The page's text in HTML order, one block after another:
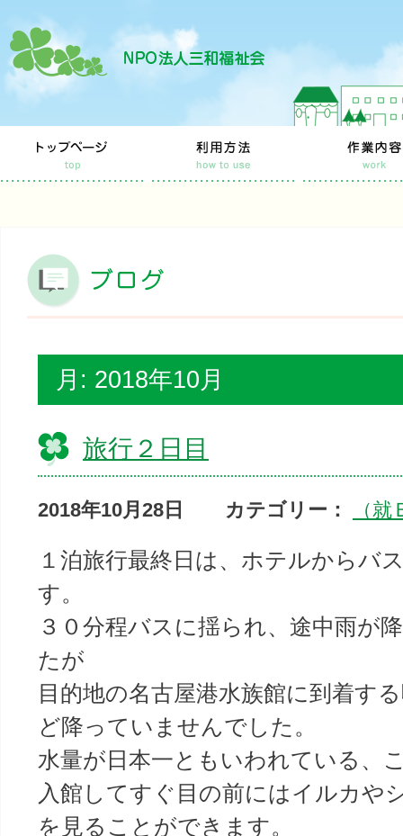
月: 2018年10月
旅行２日目
2018年10月28日 カテゴリー： （
１泊旅行最終日は、ホテルからバ
す。
３０分程バスに揺られ、途中雨が
たが
目的地の名古屋港水族館に到着す
ど降っていませんでした。
水量が日本一ともいわれている、
入館してすぐ目の前にはイルカや
を見ることができます。